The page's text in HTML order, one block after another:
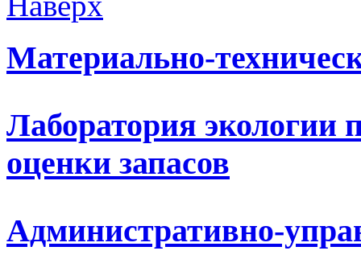
Материально-
Лаборатория
оценки запасов
Административно-